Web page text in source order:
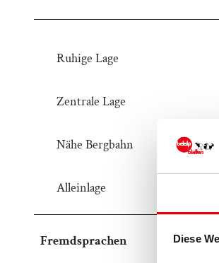
Diese
Ruhige Lage
Zentrale Lage
Nähe Bergbahn
Alleinlage
Fremdsprachen